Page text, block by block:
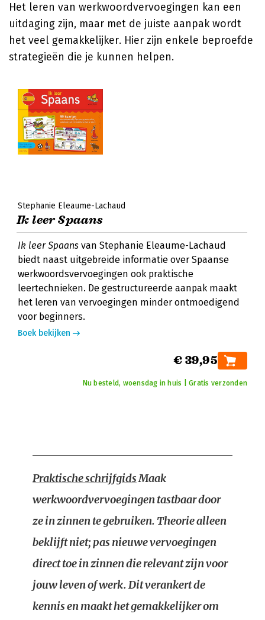
Het leren van werkwoordvervoegingen kan een
uitdaging zijn, maar met de juiste aanpak wordt
het veel gemakkelijker. Hier zijn enkele beproefde
strategieën die je kunnen helpen.
Stephanie Eleaume-Lachaud
Ik leer Spaans
Ik leer Spaans van Stephanie Eleaume-Lachaud
biedt naast uitgebreide informatie over Spaanse
werkwoordsvervoegingen ook praktische
leertechnieken. De gestructureerde aanpak maakt
het leren van vervoegingen minder ontmoedigend
voor beginners.
Boek bekijken
€ 39,95
Nu besteld, woensdag in huis | Gratis verzonden
Praktische schrijfgidsMaak
werkwoordvervoegingen tastbaar door
ze in zinnen te gebruiken. Theorie alleen
beklijft niet; pas nieuwe vervoegingen
direct toe in zinnen die relevant zijn voor
jouw leven of werk. Dit verankert de
kennis en maakt het gemakkelijker om